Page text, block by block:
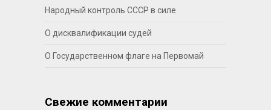
Народный контроль СССР в силе
О дисквалификации судей
О Государственном флаге на Первомай
Свежие комментарии